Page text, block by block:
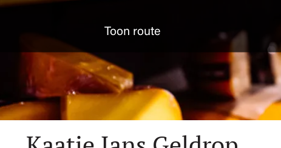
Toon route